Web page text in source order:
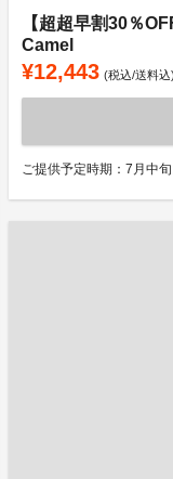
【超超早割30％
Camel
¥12,443 (税込/送料込)
ご提供予定時期：7月中